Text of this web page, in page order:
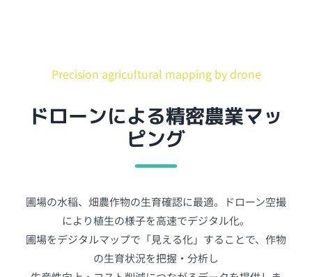
Precision agricultural mapping by drone
ドローンによる精密農業マッ
ピング
圃場の水稲、畑農作物の生育確認に最適。ドローン空撮
により植生の様子を高速でデジタル化。
圃場をデジタルマップで「見える化」することで、作物
の生育状況を把握・分析し